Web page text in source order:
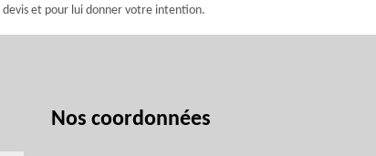
et pour lui donner votre intention.
Nos coordonnées